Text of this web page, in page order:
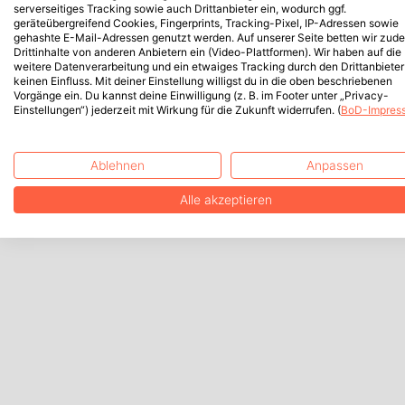
serverseitiges Tracking sowie auch Drittanbieter ein, wodurch ggf.
geräteübergreifend Cookies, Fingerprints, Tracking-Pixel, IP-Adressen sowie
gehashte E-Mail-Adressen genutzt werden. Auf unserer Seite betten wir
Drittinhalte von anderen Anbietern ein (Video-Plattformen). Wir haben auf die
weitere Datenverarbeitung und ein etwaiges Tracking durch den Drittanbieter
keinen Einfluss. Mit deiner Einstellung willigst du in die oben beschriebenen
Vorgänge ein. Du kannst deine Einwilligung (z. B. im Footer unter „Privacy-
Einstellungen“) jederzeit mit Wirkung für die Zukunft widerrufen. (BoD-
Ablehnen Anpassen
Alle akzeptieren